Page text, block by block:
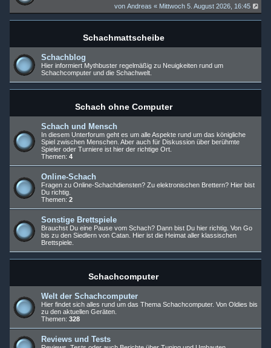
vonAndreas « Mittwoch 5. August 2026, 16:45
Schachmattscheibe
Schachblog
Hier informiert Mythbuster regelmäßig zu Neuigkeiten rund um
Schachcomputer und die Schachwelt.
Schach ohne Computer
Schach und Mensch
In diesem Unterforum geht es um alle Aspekte rund um das königliche
Spiel zwischen Menschen. Aber auch für Diskussion über berühmte
Spieler oder Turniere ist hier der richtige Ort.
Themen: 4
Online-Schach
Fragen zu Online-Schachdiensten? Zu elektronischen Brettern? Hier bist
Du richtig.
Themen: 2
Sonstige Brettspiele
Brauchst Du eine Pause vom Schach? Dann bist Du hier richtig. Von Go
bis zu den Siedlern von Catan. Hier ist die Heimat aller klassischen
Brettspiele.
Schachcomputer
Welt der Schachcomputer
Hier findet sich alles rund um das Thema Schachcomputer. Von Oldies bis
zu den aktuellen Geräten.
Themen: 328
Reviews und Tests